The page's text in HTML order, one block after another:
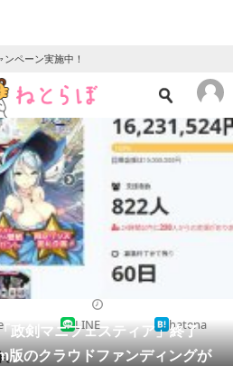
ペーン実施中！
ニュース
クイズ
地域
教育・育児
政剣マニフェスティア」終了
のクラウドファンディングが
LINE hatena
。